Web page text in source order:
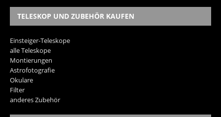
TELESKOP UND ZUBEHÖR KAUFEN
Einsteiger-Teleskope
alle Teleskope
Montierungen
Astrofotografie
Okulare
Filter
anderes Zubehör